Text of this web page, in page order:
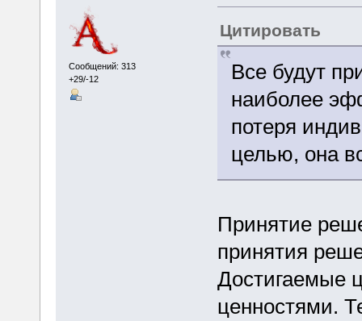
Сообщений: 313
+29/-12
Цитировать
Все будут
наиболее
потеря
целью, она
Принятие
принятия
Достигаемые
ценностями.